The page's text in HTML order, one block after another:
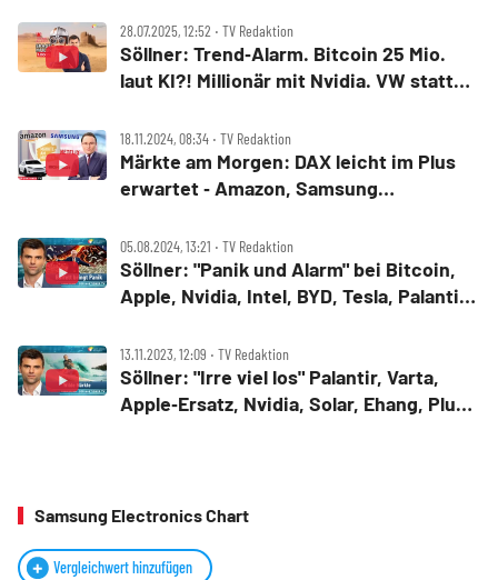
28.07.2025, 12:52 ‧ TV Redaktion
Söllner: Trend‑Alarm. Bitcoin 25 Mio.
laut KI?! Millionär mit Nvidia. VW statt
18.11.2024, 08:34 ‧ TV Redaktion
Märkte am Morgen: DAX leicht im Plus
erwartet ‑ Amazon, Samsung
05.08.2024, 13:21 ‧ TV Redaktion
Söllner: "Panik und Alarm" bei Bitcoin,
Apple, Nvidia, Intel, BYD, Tesla, Palantir,
13.11.2023, 12:09 ‧ TV Redaktion
Söllner: "Irre viel los" Palantir, Varta,
Apple‑Ersatz, Nvidia, Solar, Ehang, Plug
Samsung Electronics Chart
Vergleichwert hinzufügen